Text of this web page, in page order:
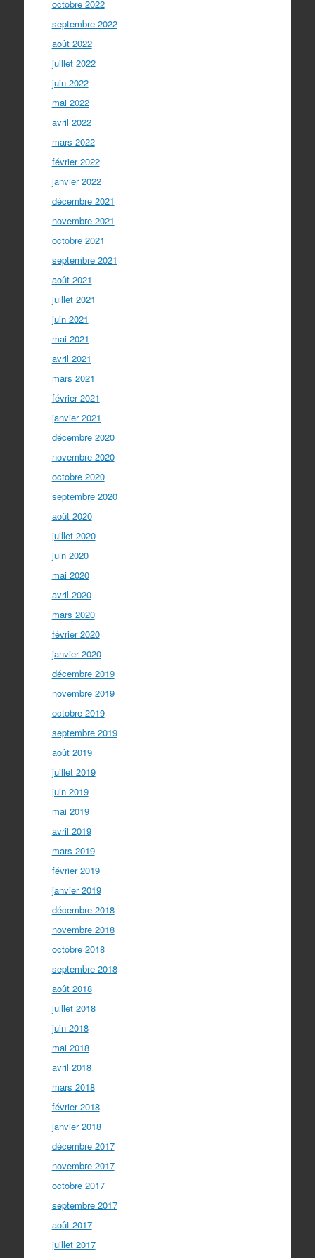
octobre 2022
septembre 2022
août 2022
juillet 2022
juin 2022
mai 2022
avril 2022
mars 2022
février 2022
janvier 2022
décembre 2021
novembre 2021
octobre 2021
septembre 2021
août 2021
juillet 2021
juin 2021
mai 2021
avril 2021
mars 2021
février 2021
janvier 2021
décembre 2020
novembre 2020
octobre 2020
septembre 2020
août 2020
juillet 2020
juin 2020
mai 2020
avril 2020
mars 2020
février 2020
janvier 2020
décembre 2019
novembre 2019
octobre 2019
septembre 2019
août 2019
juillet 2019
juin 2019
mai 2019
avril 2019
mars 2019
février 2019
janvier 2019
décembre 2018
novembre 2018
octobre 2018
septembre 2018
août 2018
juillet 2018
juin 2018
mai 2018
avril 2018
mars 2018
février 2018
janvier 2018
décembre 2017
novembre 2017
octobre 2017
septembre 2017
août 2017
juillet 2017